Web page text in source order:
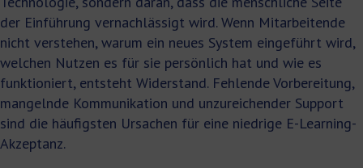
der Einführung vernachlässigt wird. Wenn Mitarbeitende
nicht verstehen, warum ein neues System eingeführt wird,
welchen Nutzen es für sie persönlich hat und wie es
funktioniert, entsteht Widerstand. Fehlende Vorbereitung,
mangelnde Kommunikation und unzureichender Support
sind die häufigsten Ursachen für eine niedrige E-Learning-
Akzeptanz.